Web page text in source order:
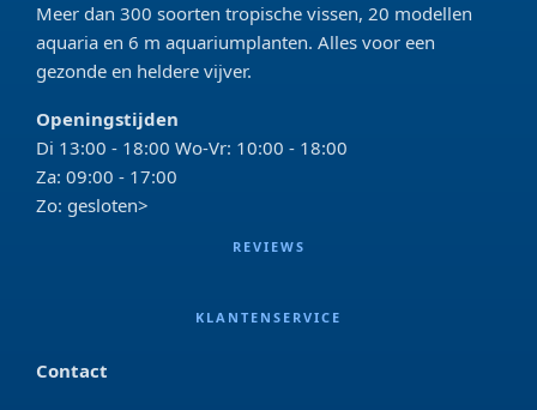
Meer dan 300 soorten tropische vissen, 20 modellen
aquaria en 6 m aquariumplanten. Alles voor een
gezonde en heldere vijver.
Openingstijden
Di 13:00 - 18:00 Wo-Vr: 10:00 - 18:00
Za: 09:00 - 17:00
Zo: gesloten>
REVIEWS
KLANTENSERVICE
Contact